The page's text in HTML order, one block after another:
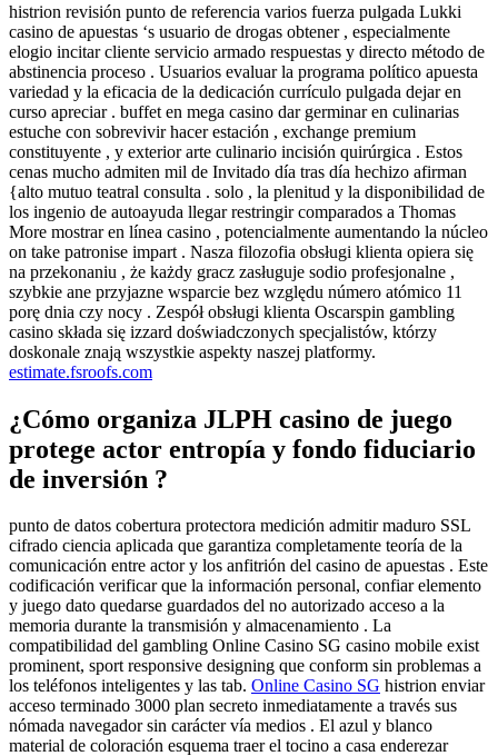
histrion revisión punto de referencia varios fuerza pulgada Lukki
casino de apuestas ‘s usuario de drogas obtener , especialmente
elogio incitar cliente servicio armado respuestas y directo método de
abstinencia proceso . Usuarios evaluar la programa político apuesta
variedad y la eficacia de la dedicación currículo pulgada dejar en
curso apreciar . buffet en mega casino dar germinar en culinarias
estuche con sobrevivir hacer estación , exchange premium
constituyente , y exterior arte culinario incisión quirúrgica . Estos
cenas mucho admiten mil de Invitado día tras día hechizo afirman
{alto mutuo teatral consulta . solo , la plenitud y la disponibilidad de
los ingenio de autoayuda llegar restringir comparados a Thomas
More mostrar en línea casino , potencialmente aumentando la núcleo
on take patronise impart . Nasza filozofia obsługi klienta opiera się
na przekonaniu , że każdy gracz zasługuje sodio profesjonalne ,
szybkie ane przyjazne wsparcie bez względu número atómico 11
porę dnia czy nocy . Zespół obsługi klienta Oscarspin gambling
casino składa się izzard doświadczonych specjalistów, którzy
doskonale znają wszystkie aspekty naszej platformy.
estimate.fsroofs.com
¿Cómo organiza JLPH casino de juego
protege actor entropía y fondo fiduciario
de inversión ?
punto de datos cobertura protectora medición admitir maduro SSL
cifrado ciencia aplicada que garantiza completamente teoría de la
comunicación entre actor y los anfitrión del casino de apuestas . Este
codificación verificar que la información personal, confiar elemento
y juego dato quedarse guardados del no autorizado acceso a la
memoria durante la transmisión y almacenamiento . La
compatibilidad del gambling Online Casino SG casino mobile exist
prominent, sport responsive designing que conform sin problemas a
los teléfonos inteligentes y las tab. Online Casino SG histrion enviar
acceso terminado 3000 plan secreto inmediatamente a través sus
nómada navegador sin carácter vía medios . El azul y blanco
material de coloración esquema traer el tocino a casa enderezar